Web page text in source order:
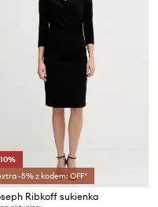
-5% z kodem: OFF*
Ribkoff sukienka